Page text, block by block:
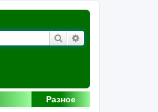
Поиск
Разное